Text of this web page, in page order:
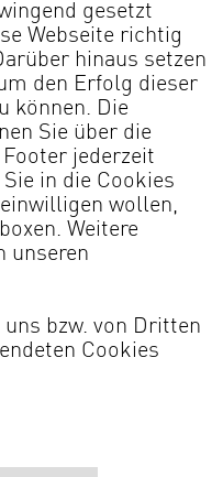
AGB
& Co. KG
gesetzt
Webseite richtig
hinaus setzen
den Erfolg dieser
können. Die
Sie über die
jederzeit
in die Cookies
wollen,
Weitere
unseren
bzw. von Dritten
Cookies